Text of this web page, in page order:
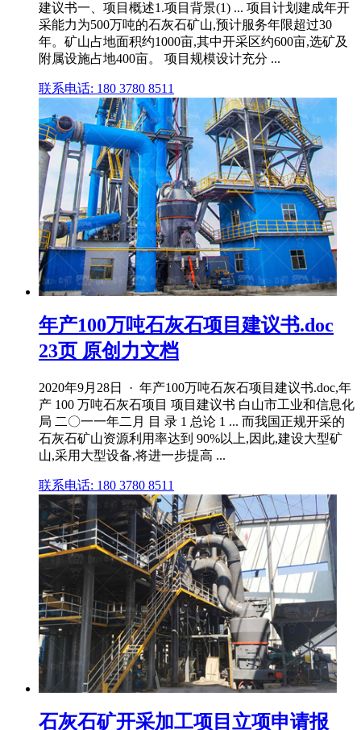
建议书一、项目概述1.项目背景(1) ... 项目计划建成年开
采能力为500万吨的石灰石矿山,预计服务年限超过30
年。矿山占地面积约1000亩,其中开采区约600亩,选矿及
附属设施占地400亩。 项目规模设计充分 ...
联系电话: 180 3780 8511
年产100万吨石灰石项目建议书.doc
23页 原创力文档
2020年9月28日 · 年产100万吨石灰石项目建议书.doc,年
产 100 万吨石灰石项目 项目建议书 白山市工业和信息化
局 二〇一一年二月 目 录 1 总论 1 ... 而我国正规开采的
石灰石矿山资源利用率达到 90%以上,因此,建设大型矿
山,采用大型设备,将进一步提高 ...
联系电话: 180 3780 8511
石灰石矿开采加工项目立项申请报